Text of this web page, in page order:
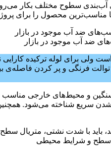
سطوح مختلف بکار
محصول را برای
ضد آب موجود در بازار
ولی برای لوله ترکیده
توالت فرنگی و پر کردن
شدن سریع شناخته می‌شود.
سطح و شرایط محیطی